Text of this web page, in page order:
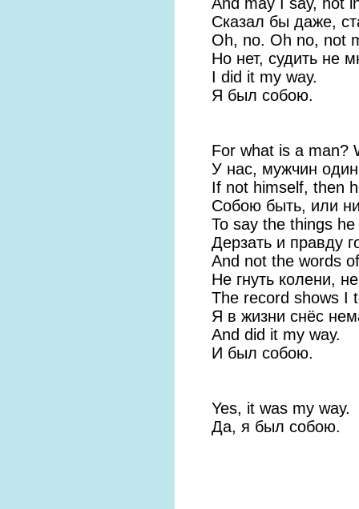
Сказал бы даже,
Oh, no. Oh no, not
Но нет, судить не
I did it my way.
Я был собою.
For what is a man?
У нас, мужчин
If not himself, then
Собою быть, или
To say the things
Дерзать и правду
And not the words
Не гнуть колени,
The record shows I
Я в жизни снёс
And did it my way.
И был собою.
Yes, it was my way.
Да, я был собою.